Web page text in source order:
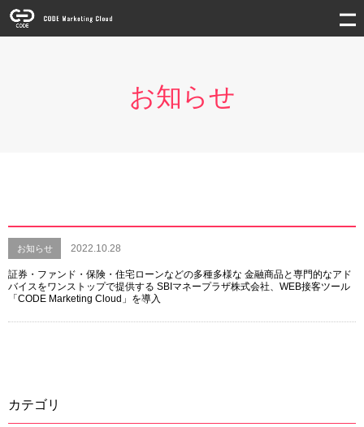
お知らせ
お知らせ 2022.10.28
証券・ファンド・保険・住宅ローンなどの多種多様な 金融商品と専門的なアド
バイスをワンストップで提供する SBIマネープラザ株式会社、WEB接客ツール
「CODE Marketing Cloud」を導入
カテゴリ